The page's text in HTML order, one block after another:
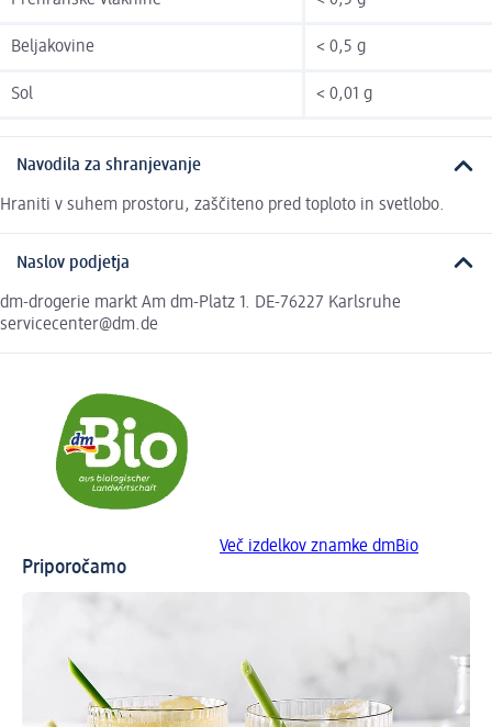
Beljakovine < 0,5 g
Sol < 0,01 g
Navodila za shranjevanje
Hraniti v suhem prostoru, zaščiteno pred toploto in svetlobo.
Naslov podjetja
dm-drogerie markt Am dm-Platz 1. DE-76227 Karlsruhe
servicecenter@dm.de
Več izdelkov znamke dmBio
Priporočamo